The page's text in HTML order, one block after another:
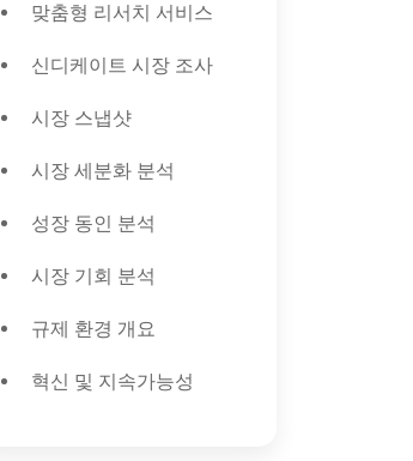
맞춤형 리서치 서비스
신디케이트 시장 조사
시장 스냅샷
시장 세분화 분석
성장 동인 분석
시장 기회 분석
규제 환경 개요
혁신 및 지속가능성